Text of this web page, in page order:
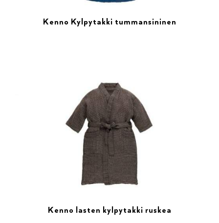
Kenno Kylpytakki tummansininen
Kenno lasten kylpytakki ruskea